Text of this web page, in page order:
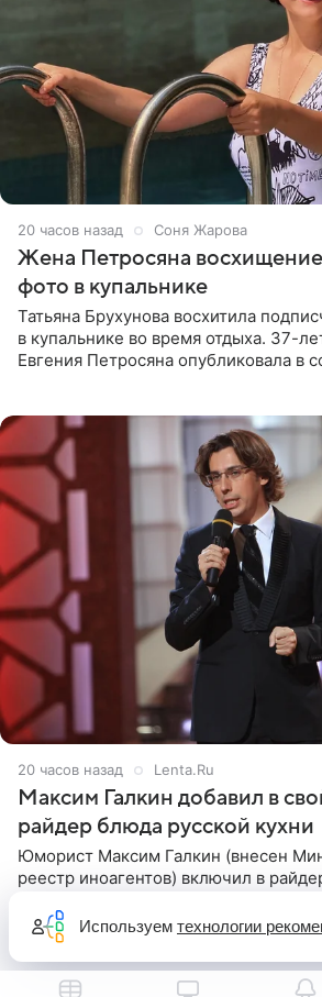
20 часов назад Соня Жарова
Жена Петросяна
фото в купальнике
Татьяна Брухунова восхитила
в купальнике во время отдыха. 37-
Евгения Петросяна опубликовала в
20 часов назад Lenta.Ru
Максим Галкин добавил в
райдер блюда русской кухни
Юморист Максим Галкин (внесен
реестр иноагентов) включил в
русской кухни. Об этом сообщает
Согласно документу, в гримерную
Используем технологии